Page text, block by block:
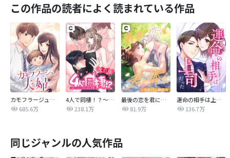
この作品の読者によく読まれている作品
カモフラージュ夫婦
685.6万
4人で同棲！？～逆ハーレムハウスへようこそ♥～【改訂版】
238.1万
最後の恋を君に捧ぐ～余命1年の御曹司～
81.9万
運命の相手は上司だった
136.7万
同じジャンルの人気作品